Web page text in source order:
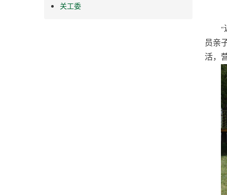
关工委
“
员亲
活，